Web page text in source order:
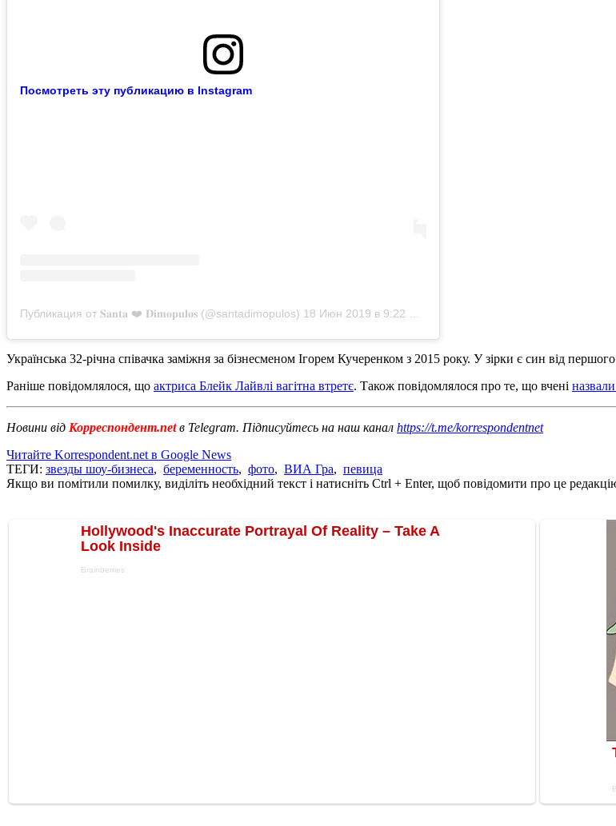
Посмотреть эту публикацию в Instagram
Публикация от 𝐒𝐚𝐧𝐭𝐚 ❤️ 𝐃𝐢𝐦𝐨𝐩𝐮𝐥𝐨𝐬 (@santadimopulos) 18 Июн 2019 в 9:22 PDT
Українська 32-річна співачка заміжня за бізнесменом Ігорем Кучеренком з 2015 року. У зірки є син від
Раніше повідомлялося, що актриса Блейк Лайвлі вагітна втретє. Також повідомлялося про те, що вчені
Новини від Корреспондент.netв Telegram. Підписуйтесь на наш канал https://t.me/korrespondentnet
Читайте Korrespondent.net в Google News
ТЕГИ: звезды шоу-бизнеса, беременность, фото, ВИА Гра, певица
Якщо ви помітили помилку, виділіть необхідний текст і натисніть Ctrl + Enter, щоб повідомити про це